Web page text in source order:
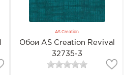
AS Creation
Обои AS Creation Revival
32735-3